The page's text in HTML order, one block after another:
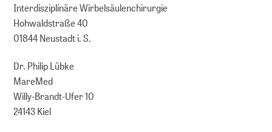
Interdisziplinäre Wirbelsäulenchirurgie
Hohwaldstraße 40
01844 Neustadt i. S.
Dr. Philip Lübke
MareMed
Willy-Brandt-Ufer 10
24143 Kiel